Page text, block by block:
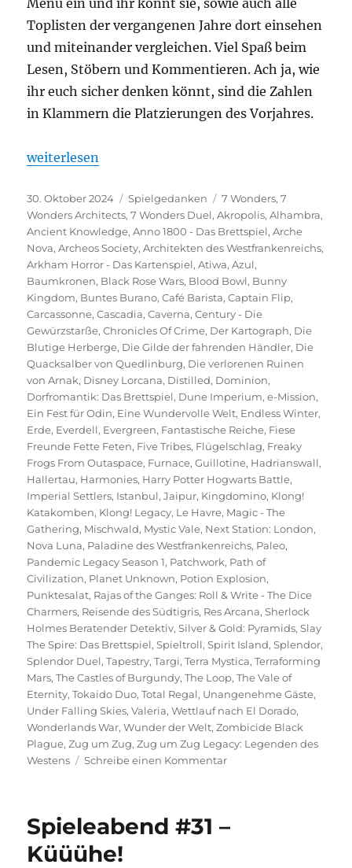
Toplisten der vergangenen Jahre dort einsehen
und miteinander vergleichen. Viel Spaß beim
Lesen, Stöbern und Kommentieren. Ach ja, wie
ihr euch sicher denken könnt, sind die Zahlen
in Klammern die Platzierungen des Vorjahres.
„Spieltrolls Top 100 – Edition 2024“
weiterlesen
Veröffentlicht
am
30. Oktober 2024 Kategorien
Spielgedanken Schlagwörter
7 Wonders,7
Wonders Architects,7 Wonders Duel,Akropolis,Alhambra,
Ancient Knowledge,Anno 1800 - Das Brettspiel,Arche
Nova,Archeos Society,Architekten des Westfrankenreichs,
Arkham Horror - Das Kartenspiel,Atiwa,Azul,
Baumkronen, Black Rose Wars, Blood Bowl, Bunny
Kingdom, Buntes Burano,Café Barista,Captain Flip,
Carcassonne,Cascadia,Caverna,Century - Die
Gewürzstarße,Chronicles Of Crime, Der Kartograph, Die
Blutige Herberge, Die Gilde der fahrenden Händler, Die
Quacksalber von Quedlinburg, Die verlorenen Ruinen
von Arnak, Disney Lorcana, Distilled, Dominion,
Dorfromantik: Das Brettspiel, Dune Imperium,e-Mission,
Ein Fest für Odin, Eine Wundervolle Welt, Endless Winter,
Erde, Everdell, Evergreen, Fantastische Reiche, Fiese
Freunde Fette Feten, Five Tribes, Flügelschlag, Freaky
Frogs From Outaspace, Furnace,Guillotine, Hadrianswall,
Hallertau, Harmonies, Harry Potter Hogwarts Battle,
Imperial Settlers, Istanbul,Jaipur, Kingdomino, Klong!
Katakomben, Klong! Legacy, Le Havre, Magic - The
Gathering, Mischwald, Mystic Vale, Next Station: London,
Nova Luna, Paladine des Westfrankenreichs, Paleo,
Pandemic Legacy Season 1, Patchwork, Path of
Civilization, Planet Unknown, Potion Explosion,
Punktesalat, Rajas of the Ganges: Roll & Write - The Dice
Charmers, Reisende des Südtigris, Res Arcana,Sherlock
Holmes Beratender Detektiv,Silver & Gold: Pyramids,Slay
The Spire: Das Brettspiel,Spieltroll,Spirit Island,Splendor,
Splendor Duel,Tapestry,Targi,Terra Mystica,Terraforming
Mars,The Castles of Burgundy,The Loop,The Vale of
Eternity,Tokaido Duo,Total Regal, Unangenehme Gäste,
Under Falling Skies,Valeria,Wettlauf nach El Dorado,
Wonderlands War,Wunder der Welt,Zombicide Black
Plague,Zug um Zug,Zug um Zug Legacy: Legenden des
Westens
Schreibe einen Kommentarzu
–
Spieleabend #31 –
Küüühe!